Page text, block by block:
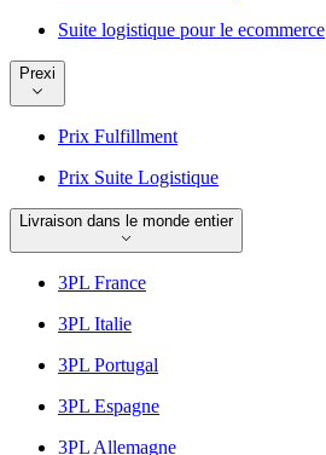
Suite logistique pour le ecommerce
Prexi
Prix Fulfillment
Prix Suite Logistique
Livraison dans le monde entier
3PL France
3PL Italie
3PL Portugal
3PL Espagne
3PL Allemagne